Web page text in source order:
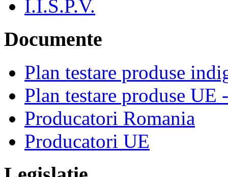
I.I.S.P.V.
Documente
Plan testare produse
Plan testare produse UE
Producatori Romania
Producatori UE